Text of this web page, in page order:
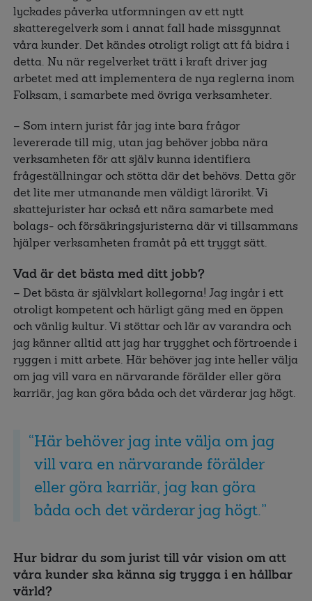
lyckades påverka utformningen av ett nytt
skatteregelverk som i annat fall hade missgynnat
våra kunder. Det kändes otroligt roligt att få bidra i
detta. Nu när regelverket trätt i kraft driver jag
arbetet med att implementera de nya reglerna inom
Folksam, i samarbete med övriga verksamheter.
– Som intern jurist får jag inte bara frågor
levererade till mig, utan jag behöver jobba nära
verksamheten för att själv kunna identifiera
frågeställningar och stötta där det behövs. Detta gör
det lite mer utmanande men väldigt lärorikt. Vi
skattejurister har också ett nära samarbete med
bolags- och försäkringsjuristerna där vi tillsammans
hjälper verksamheten framåt på ett tryggt sätt.
Vad är det bästa med ditt jobb?
– Det bästa är självklart kollegorna! Jag ingår i ett
otroligt kompetent och härligt gäng med en öppen
och vänlig kultur. Vi stöttar och lär av varandra och
jag känner alltid att jag har trygghet och förtroende i
ryggen i mitt arbete. Här behöver jag inte heller välja
om jag vill vara en närvarande förälder eller göra
karriär, jag kan göra båda och det värderar jag högt.
Här behöver jag inte välja om jag
vill vara en närvarande förälder
eller göra karriär, jag kan göra
båda och det värderar jag högt.
Hur bidrar du som jurist till vår vision om att
våra kunder ska känna sig trygga i en hållbar
värld?